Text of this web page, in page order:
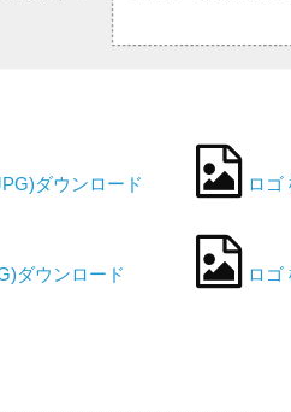
ダウンロード ロゴ
ダウンロード ロゴ